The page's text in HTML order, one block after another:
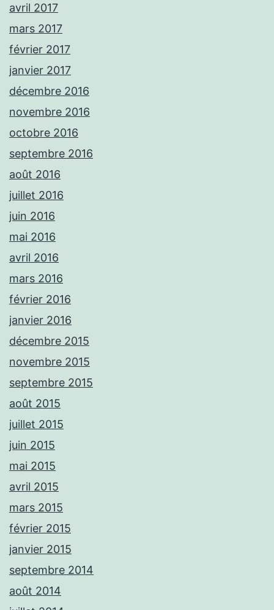
avril 2017
mars 2017
février 2017
janvier 2017
décembre 2016
novembre 2016
octobre 2016
septembre 2016
août 2016
juillet 2016
juin 2016
mai 2016
avril 2016
mars 2016
février 2016
janvier 2016
décembre 2015
novembre 2015
septembre 2015
août 2015
juillet 2015
juin 2015
mai 2015
avril 2015
mars 2015
février 2015
janvier 2015
septembre 2014
août 2014